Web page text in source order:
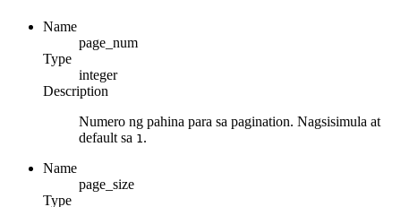
Name
page_num
Type
integer
Description
Numero ng pahina para sa pagination. Nagsisimula at
default sa 1.
Name
page_size
Type